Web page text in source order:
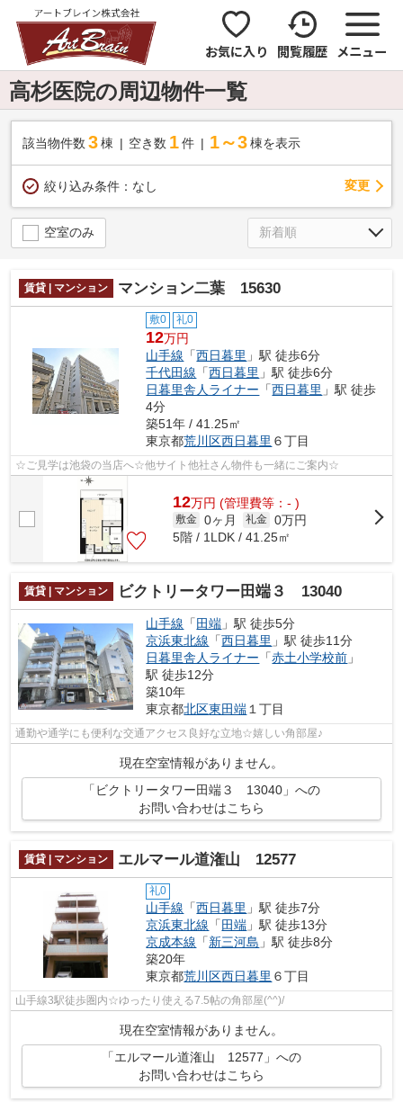
お気に入り 閲覧履歴 メニュー
高杉医院の周辺物件一覧
該当物件数 3棟 空き数 1 件 1～3 棟を表示
絞り込み条件： なし 変更
空室のみ
賃貸 | マンション マンション二葉 15630
敷0 礼0
12万円
山手線 「西日暮里 」駅 徒歩6分
千代田線 「西日暮里 」駅 徒歩6分
日暮里舎人ライナー 「西日暮里 」駅 徒歩
4分
築51年 / 41.25㎡
東京都荒川区西日暮里 ６丁目
☆ご見学は池袋の当店へ☆他サイト他社さん物件も一緒にご案内☆
12万円 (管理費等：- )
敷金 0ヶ月 礼金 0万円
5階 / 1LDK / 41.25㎡
賃貸 | マンション ビクトリータワー田端３ 13040
山手線 「 田端 」駅 徒歩5分
京浜東北線 「西日暮里 」駅 徒歩11分
日暮里舎人ライナー 「赤土小学校前 」
駅 徒歩12分
築10年
東京都北区東田端 １丁目
通勤や通学にも便利な交通アクセス良好な立地☆嬉しい角部屋♪
現在空室情報がありません。
「ビクトリータワー田端３ 13040」への
お問い合わせはこちら
賃貸 | マンション エルマール道潅山 12577
礼0
山手線 「西日暮里 」駅 徒歩7分
京浜東北線 「 田端 」駅 徒歩13分
京成本線 「新三河島 」駅 徒歩8分
築20年
東京都荒川区西日暮里 ６丁目
山手線3駅徒歩圏内☆ゆったり使える7.5帖の角部屋(^^)/
現在空室情報がありません。
「エルマール道潅山 12577」への
お問い合わせはこちら